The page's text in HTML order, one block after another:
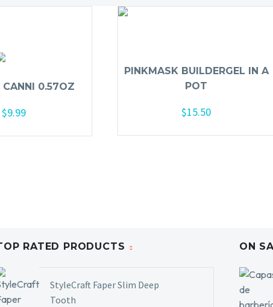
CANNI 0.57OZ
$9.99
PINKMASK BUILDERGEL IN A
POT
$15.50
RATED PRODUCTS
StyleCraft Faper Slim Deep
Tooth
ON